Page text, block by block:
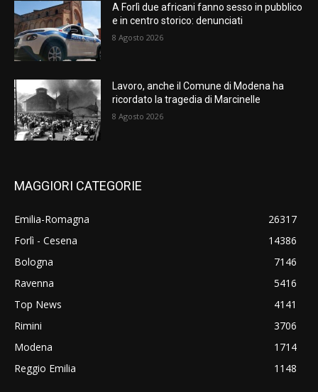
A Forlì due africani fanno sesso in pubblico
e in centro storico: denunciati
8 Agosto 2026
Lavoro, anche il Comune di Modena ha
ricordato la tragedia di Marcinelle
8 Agosto 2026
MAGGIORI CATEGORIE
Emilia-Romagna
26317
Forlì - Cesena
14386
Bologna
7146
Ravenna
5416
Top News
4141
Rimini
3706
Modena
1714
Reggio Emilia
1148